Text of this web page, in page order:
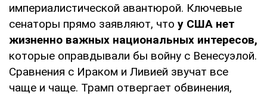
империалистической авантюрой. Ключевые
сенаторы прямо заявляют, что у США нет
жизненно важных национальных интересов,
которые оправдывали бы войну с Венесуэлой.
Сравнения с Ираком и Ливией звучат все
чаще и чаще. Трамп отвергает обвинения,